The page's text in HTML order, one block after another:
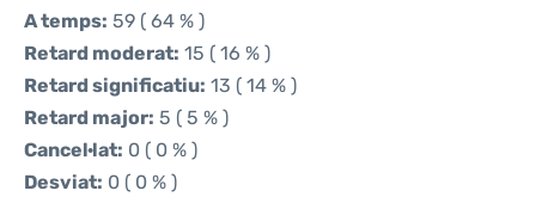
A temps: 59 ( 64 % )
Retard moderat: 15 ( 16 % )
Retard significatiu: 13 ( 14 % )
Retard major: 5 ( 5 % )
Cancel·lat: 0 ( 0 % )
Desviat: 0 ( 0 % )